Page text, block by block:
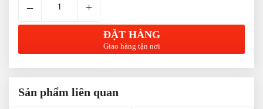
– +
ĐẶT HÀNG
Giao hàng tận nơi
Sản phẩm liên quan